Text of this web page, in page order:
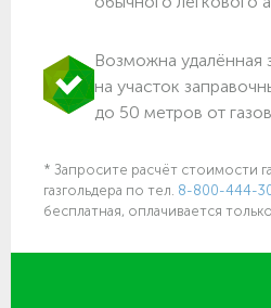
Возможна удалённая
на участок
до 50 метров от
* Запросите расчёт стоимости
газгольдера по тел. 8-800-444-
бесплатная, оплачивается только